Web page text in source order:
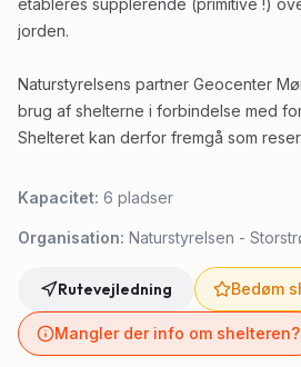
etableres supplerende (primitive !)
jorden.
Naturstyrelsens partner Geocenter
brug af shelterne i forbindelse med
Shelteret kan derfor fremgå som
Kapacitet: 6 pladser
Organisation: Naturstyrelsen -
Rutevejledning Bedøm
Mangler der info om shelteren?